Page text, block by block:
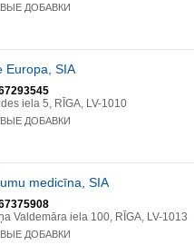
ДОБАВКИ
Europa, SIA
iela 5, RĪGA, LV-1010
ДОБАВКИ
medicīna, SIA
Valdemāra iela 100, RĪGA, LV-1013
ДОБАВКИ